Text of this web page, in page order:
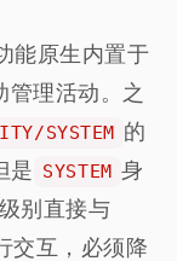
能原生内置于
管理活​​动。之
SYSTEM 的
是 SYSTEM 身
别直接与
交互，必须降